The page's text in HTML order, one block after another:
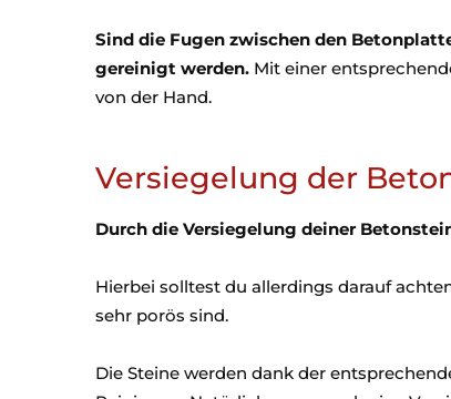
Sind die Fugen zwischen den
gereinigt werden. Mit einer
von der Hand.
Versiegelung der
Durch die Versiegelung deiner
Hierbei solltest du allerdings darauf
sehr porös sind.
Die Steine werden dank der